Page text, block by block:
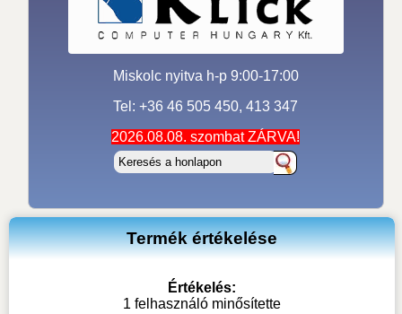
Miskolc nyitva h-p 9:00-17:00
Tel: +36 46 505 450, 413 347
2026.08.08. szombat ZÁRVA!
Termék értékelése
Értékelés:
1 felhasználó minősítette